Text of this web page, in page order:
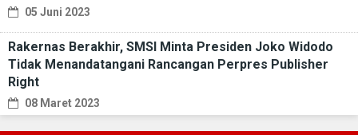
05 Juni 2023
Rakernas Berakhir, SMSI Minta Presiden Joko Widodo
Tidak Menandatangani Rancangan Perpres Publisher
Right
08 Maret 2023